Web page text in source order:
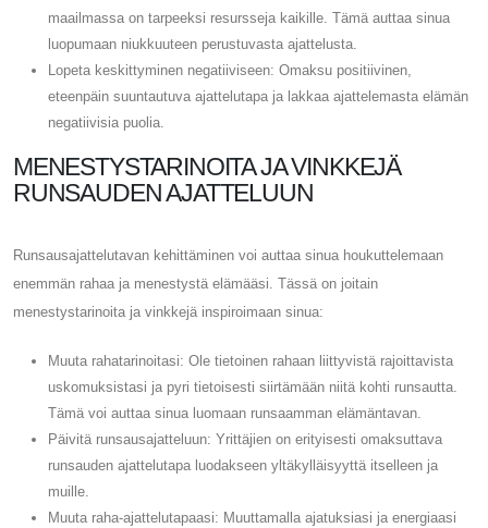
maailmassa on tarpeeksi resursseja kaikille. Tämä auttaa sinua
luopumaan niukkuuteen perustuvasta ajattelusta.
Lopeta keskittyminen negatiiviseen: Omaksu positiivinen,
eteenpäin suuntautuva ajattelutapa ja lakkaa ajattelemasta elämän
negatiivisia puolia.
MENESTYSTARINOITA JA VINKKEJÄ
RUNSAUDEN AJATTELUUN
Runsausajattelutavan kehittäminen voi auttaa sinua houkuttelemaan
enemmän rahaa ja menestystä elämääsi. Tässä on joitain
menestystarinoita ja vinkkejä inspiroimaan sinua:
Muuta rahatarinoitasi: Ole tietoinen rahaan liittyvistä rajoittavista
uskomuksistasi ja pyri tietoisesti siirtämään niitä kohti runsautta.
Tämä voi auttaa sinua luomaan runsaamman elämäntavan.
Päivitä runsausajatteluun: Yrittäjien on erityisesti omaksuttava
runsauden ajattelutapa luodakseen yltäkylläisyyttä itselleen ja
muille.
Muuta raha-ajattelutapaasi: Muuttamalla ajatuksiasi ja energiaasi